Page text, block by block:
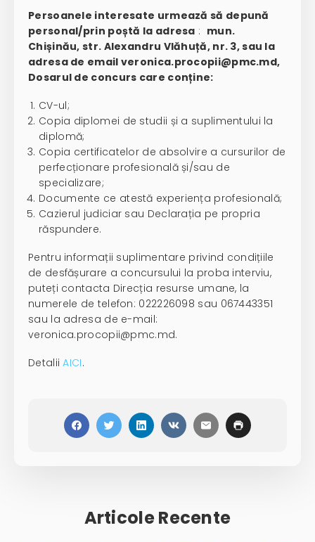
Persoanele interesate urmează să depună
personal/prin poștă la adresa : mun.
Chișinău, str. Alexandru Vlăhuță, nr. 3, sau la
adresa de email veronica.procopii@pmc.md,
Dosarul de concurs care conține:
CV-ul;
Copia diplomei de studii și a suplimentului la
diplomă;
Copia certificatelor de absolvire a cursurilor de
perfecționare profesională și/sau de
specializare;
Documente ce atestă experiența profesională;
Cazierul judiciar sau Declarația pe propria
răspundere.
Pentru informații suplimentare privind condițiile
de desfășurare a concursului la proba interviu,
puteți contacta Direcția resurse umane, la
numerele de telefon: 022226098 sau 067443351
sau la adresa de e-mail:
veronica.procopii@pmc.md.
DetaliiAICI.
Articole Recente